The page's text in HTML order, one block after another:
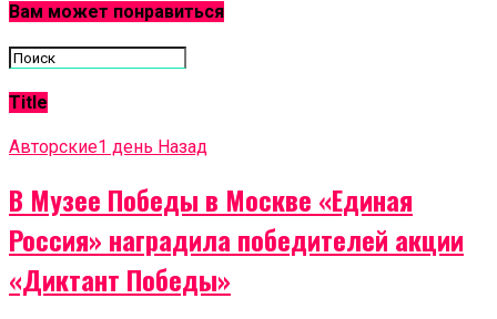
Вам может понравиться
Title
Авторские1 день Назад
В Музее Победы в Москве «Единая
Россия» наградила победителей акции
«Диктант Победы»